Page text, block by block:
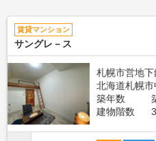
賃貸マンション
サングレ－ス
札幌市営地
北海道札幌
築年数
建物階数